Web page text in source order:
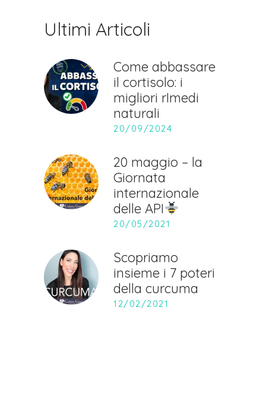
Ultimi Articoli
Come abbassare
il cortisolo: i
migliori rImedi
naturali
20/09/2024
20 maggio – la
Giornata
internazionale
delle API
20/05/2021
Scopriamo
insieme i 7 poteri
della curcuma
12/02/2021